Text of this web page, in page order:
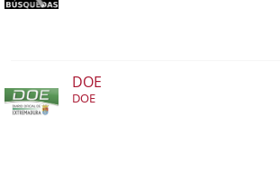
DOE
DOE